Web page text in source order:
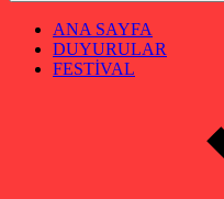
ANA SAYFA
DUYURULAR
FESTİVAL